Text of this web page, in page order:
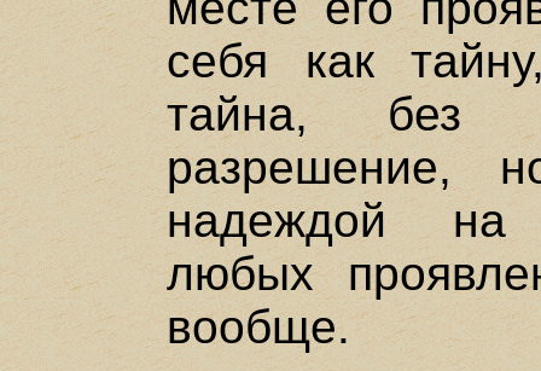
себя как
тайна, без
разрешение,
надеждой на
любых
вообще.